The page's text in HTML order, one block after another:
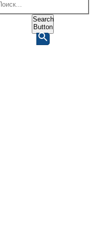
Search
Button